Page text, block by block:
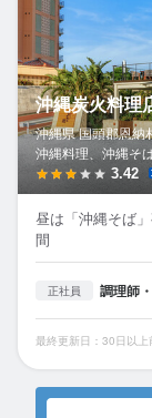
沖縄炭火料理
沖縄県 国頭郡恩納
沖縄料理、沖縄そ
3.42
昼は「沖縄そば
間
正社員 調理師
最終更新日：30日以上